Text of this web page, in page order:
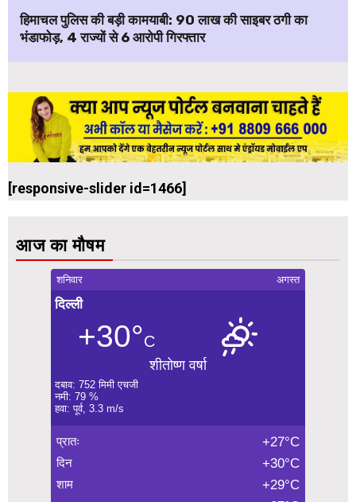
हिमाचल पुलिस की बड़ी कामयाबी: ₹90 लाख की साइबर ठगी का
भंडाफोड़, 4 राज्यों से 6 आरोपी गिरफ्तार
[responsive-slider id=1466]
आज का मौषम
शनिवार अगस्त
दिल्ली
+30°C
शीतोष्ण वर्षा
दबाव: 752 मिमी एचजी
नमी: 79 %
हवा: पूर्व, 3.3 m/s
प्रातः +27°C
दिन +30°C
शाम +29°C